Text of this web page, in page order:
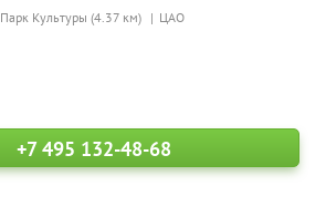
Парк Культуры (4.37 км) ЦАО
+7 495 132-48-68